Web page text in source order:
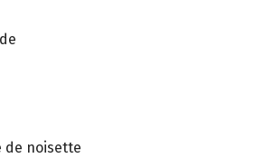
de noisette